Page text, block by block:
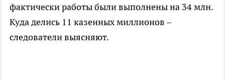
фактически работы были выполнены на 34 млн.
Куда делись 11 казенных миллионов –
следователи выясняют.